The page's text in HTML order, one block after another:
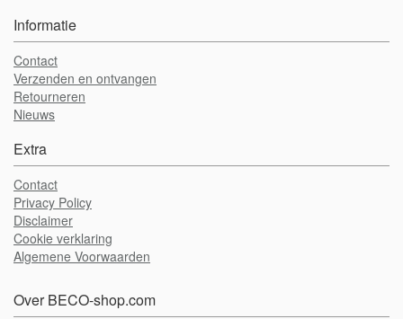
Informatie
Contact
Verzenden en ontvangen
Retourneren
Nieuws
Extra
Contact
Privacy Policy
Disclaimer
Cookie verklaring
Algemene Voorwaarden
Over BECO-shop.com